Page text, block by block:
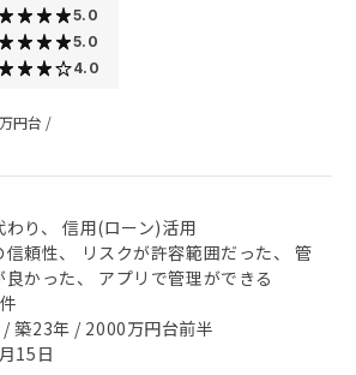
5.0
5.0
4.0
円台 /
わり、 信用(ローン)活用
信頼性、 リスクが許容範囲だった、 管
良かった、 アプリで管理ができる
築23年 / 2000万円台前半
15日